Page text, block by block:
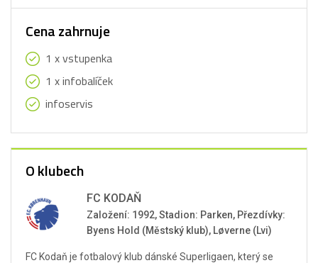
Cena zahrnuje
1 x vstupenka
1 x infobalíček
infoservis
O klubech
FC KODAŇ
Založení: 1992, Stadion: Parken, Přezdívky:
Byens Hold (Městský klub), Løverne (Lvi)
FC Kodaň je fotbalový klub dánské Superligaen, který se